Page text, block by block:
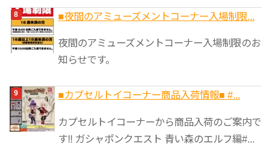
■夜間のアミューズメントコーナー入場制限...
夜間のアミューズメントコーナー入場制限のお
知らせです。
■カプセルトイコーナー商品入荷情報■ #...
カプセルトイコーナーから商品入荷のご案内で
す!! ガシャポンクエスト 青い森のエルフ編#...